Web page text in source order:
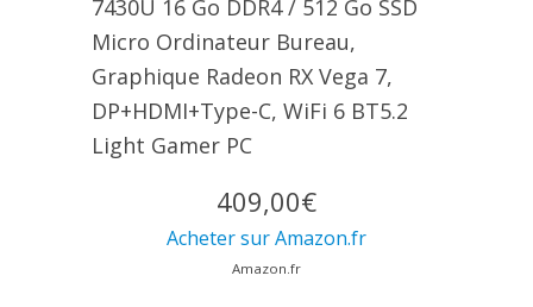
7430U 16 Go DDR4 / 512 Go SSD
Micro Ordinateur Bureau,
Graphique Radeon RX Vega 7,
DP+HDMI+Type-C, WiFi 6 BT5.2
Light Gamer PC
409,00€
Acheter sur Amazon.fr
Amazon.fr